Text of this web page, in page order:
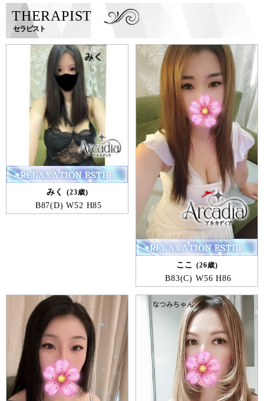
慢性的な筋肉の疲労を深部からしっかりとほぐすグァ
レンドこだわりのマッサージコースから、リンパの流
れに沿ってソフトなタッチでゆったり癒す至福のマッ
サージコースなどお悩みに合ったコースをお選びくだ
さい。
2026-07-14
心安らぐ癒しの空間をご提供いたします
毎日の忙しい生活やお仕事で、疲れ・ストレスがたま
っている方は多いことでしょう。当店はそんなお疲れ
のお客様のために、心安らぐ癒しの空間をご提供いた
します。ゆったりと流れる時間、落ち着いた雰囲気と
優しい香りに包まれて、忙しい日々の喧噪をひととき
忘れ、心も体も癒される癒しの時間をお楽しみ下さ
い。
アロマそのものが、エステ以外にも様々な用途で使用
気持ちを鎮めたり、頭痛を和らげたり、疲れた筋肉を
解したり、精神的な不安や緊張を和らげて元気にする
などの効果があります。人の脳には物を考える大脳新
皮質と、五感を感じたり本能をつかさどる大脳旧皮質
と大脳周縁系があります。現代人はストレスを感じる
ことが多く、そのバランスが崩れがちです。アロマオ
イルエステは五感の一つである香りを感じることで、
心身のバランスを整える効果と効能が期待できると言
セラピスト
THERAPIST
みく 23歳
B87 D W52 H85
ここ 26歳
B83 C W56 H86